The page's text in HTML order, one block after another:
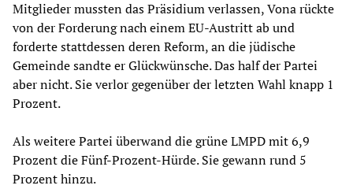
Mitglieder mussten das Präsidium verlassen, Vona rückte
von der Forderung nach einem EU-Austritt ab und
forderte stattdessen deren Reform, an die jüdische
Gemeinde sandte er Glückwünsche. Das half der Partei
aber nicht. Sie verlor gegenüber der letzten Wahl knapp 1
Prozent.
Als weitere Partei überwand die grüne LMPD mit 6,9
Prozent die Fünf-Prozent-Hürde. Sie gewann rund 5
Prozent hinzu.